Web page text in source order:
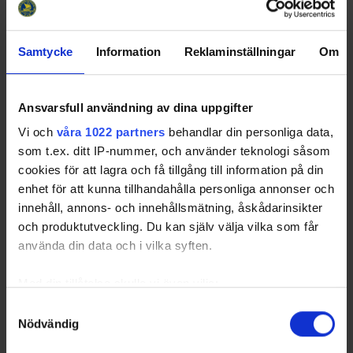
Samtycke Information Reklaminställningar Om
Ansvarsfull användning av dina uppgifter
Vi och våra 1022 partners behandlar din personliga data,
som t.ex. ditt IP-nummer, och använder teknologi såsom
cookies för att lagra och få tillgång till information på din
enhet för att kunna tillhandahålla personliga annonser och
innehåll, annons- och innehållsmätning, åskådarinsikter
och produktutveckling. Du kan själv välja vilka som får
använda din data och i vilka syften.
som kan ha en noggrannhet på upp till flera meter
Nödvändig